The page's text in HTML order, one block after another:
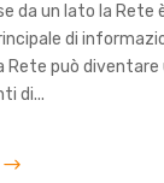
da un lato la
di
Rete può diventare
di...